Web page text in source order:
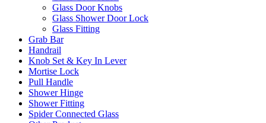
Glass Door Knobs
Glass Shower Door Lock
Glass Fitting
Grab Bar
Handrail
Knob Set & Key In Lever
Mortise Lock
Pull Handle
Shower Hinge
Shower Fitting
Spider Connected Glass